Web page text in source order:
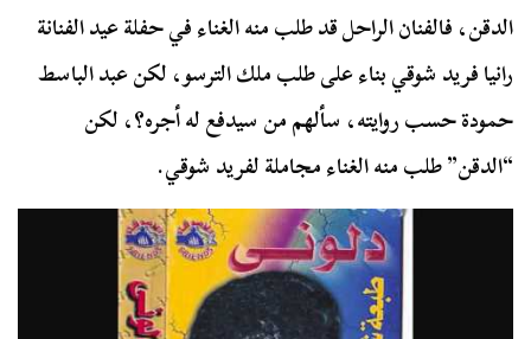
الدقن، فالفنان الراحل قد طلب منه الغناء في حفلة عيد الفنانة
رانيا فريد شوقي بناء على طلب ملك الترسو، لكن عبد الباسط
حمودة حسب روايته، سألهم من سيدفع له أجره؟، لكن
“الدقن” طلب منه الغناء مجاملة لفريد شوقي.